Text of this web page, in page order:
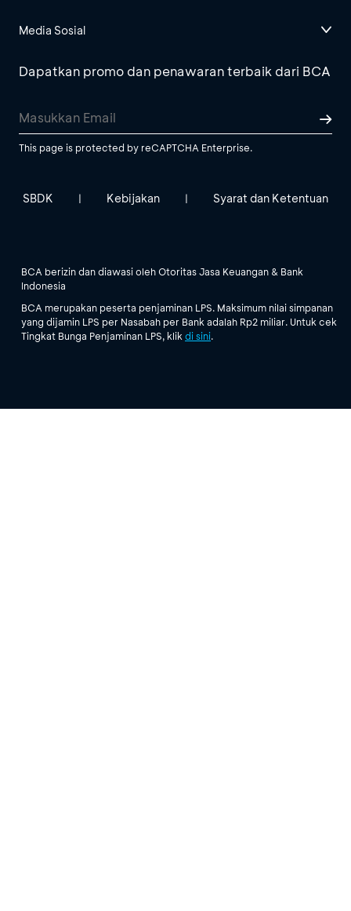
Media Sosial
Dapatkan promo dan penawaran terbaik dari BCA
This page is protected by reCAPTCHA Enterprise.
SBDK | Kebijakan | Syarat dan Ketentuan
BCA berizin dan diawasi oleh Otoritas Jasa Keuangan & Bank
Indonesia
BCA merupakan peserta penjaminan LPS. Maksimum nilai simpanan
yang dijamin LPS per Nasabah per Bank adalah Rp2 miliar. Untuk cek
Tingkat Bunga Penjaminan LPS, klik di sini.